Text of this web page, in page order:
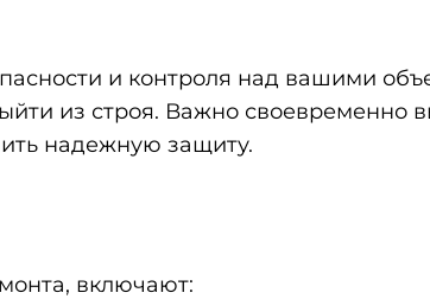
и контроля над вашими
из строя. Важно своевременно
надежную защиту.
включают: